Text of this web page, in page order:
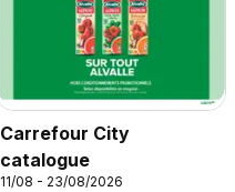
Carrefour City
catalogue
11/08 - 23/08/2026